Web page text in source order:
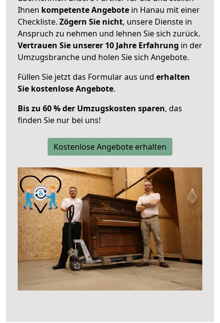
Ihnen kompetente Angebote in Hanau mit einer
Checkliste. Zögern Sie nicht, unsere Dienste in
Anspruch zu nehmen und lehnen Sie sich zurück.
Vertrauen Sie unserer 10 Jahre Erfahrung in der
Umzugsbranche und holen Sie sich Angebote.
Füllen Sie jetzt das Formular aus und erhalten
Sie kostenlose Angebote.
Bis zu 60 % der Umzugskosten sparen, das
finden Sie nur bei uns!
Kostenlose Angebote erhalten